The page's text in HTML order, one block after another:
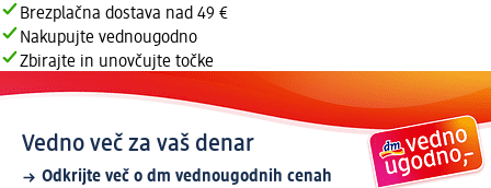
Brezplačna dostava nad 49 €
Nakupujte vednougodno
Zbirajte in unovčujte točke
Vedno več za vaš denar
Odkrijte več o dm vednougodnih cenah